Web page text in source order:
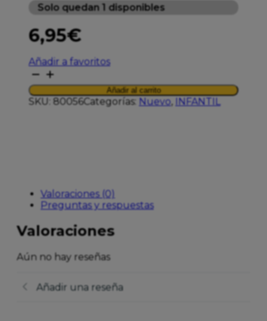
Solo quedan 1 disponibles
6,95€
Añadir a favoritos
TUTETE
BOLSA
DE
MERIENDA
Añadir al carrito
SKU: 80056Categorías: Nuevo, INFANTIL
Valoraciones (0)
Preguntas y respuestas
Valoraciones
Aún no hay reseñas
Añadir una reseña